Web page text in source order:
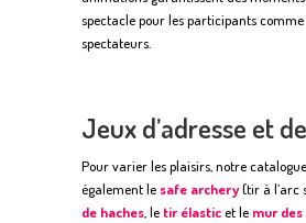
spectacle pour les participants
spectateurs.
Jeux d’adresse et
Pour varier les plaisirs, notre
également le safe archery(tir à l’arc
de haches, le tir élasticet le mur